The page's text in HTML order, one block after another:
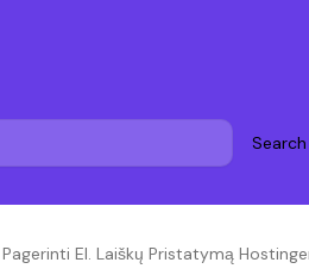
El. Laiškų Pristatymą